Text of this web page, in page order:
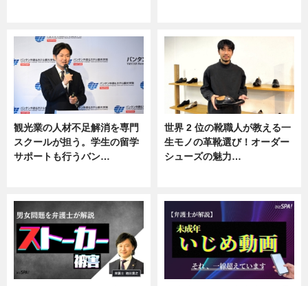
観光業の人材不足解消を専門
スクールが担う。学生の留学
サポートも行うバン…
世界 2 位の靴職人が教える一
生モノの革靴選び！オーダー
シューズの魅力…